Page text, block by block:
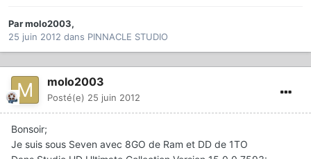
Parmolo2003,
25 juin 2012 dans PINNACLE STUDIO
molo2003
Posté(e) 25 juin 2012
Bonsoir;
Je suis sous Seven avec 8GO de Ram et DD de 1TO